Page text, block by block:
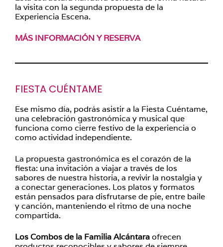
la visita con la segunda propuesta de la
Experiencia Escena.
MÁS INFORMACIÓN Y RESERVA
FIESTA CUÉNTAME
Ese mismo día, podrás asistir a la Fiesta Cuéntame,
una celebración gastronómica y musical que
funciona como cierre festivo de la experiencia o
como actividad independiente.
La propuesta gastronómica es el corazón de la
fiesta: una invitación a viajar a través de los
sabores de nuestra historia, a revivir la nostalgia y
a conectar generaciones. Los platos y formatos
están pensados para disfrutarse de pie, entre baile
y canción, manteniendo el ritmo de una noche
compartida.
Los Combos de la Familia Alcántaraofrecen